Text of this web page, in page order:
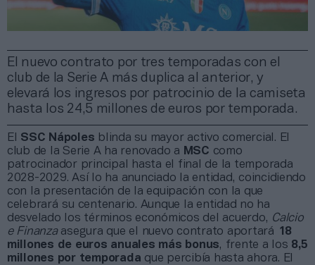
El nuevo contrato por tres temporadas con el
club de la Serie A más duplica al anterior, y
elevará los ingresos por patrocinio de la camiseta
hasta los 24,5 millones de euros por temporada.
El SSC Nápoles blinda su mayor activo comercial. El
club de la Serie A ha renovado a MSC como
patrocinador principal hasta el final de la temporada
2028-2029. Así lo ha anunciado la entidad, coincidiendo
con la presentación de la equipación con la que
celebrará su centenario. Aunque la entidad no ha
desvelado los términos económicos del acuerdo, Calcio
e Finanzaasegura que el nuevo contrato aportará 18
millones de euros anuales más bonus, frente a los 8,5
millones por temporada que percibía hasta ahora. El